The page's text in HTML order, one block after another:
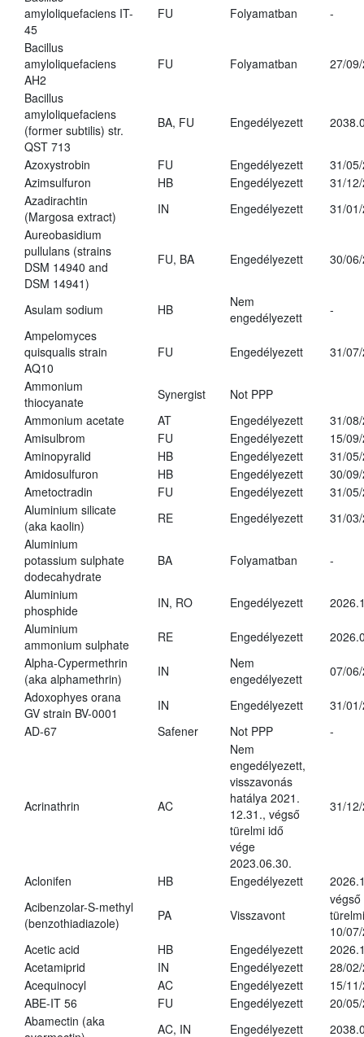
amyloliquefaciens IT-
45
FU Folyamatban -
Bacillus
amyloliquefaciens
AH2
FU Folyamatban 27/
Bacillus
amyloliquefaciens
(former subtilis) str.
QST 713
BA, FU Engedélyezett
Azoxystrobin FU Engedélyezett
31/
Azimsulfuron
HB Engedélyezett
31/
Azadirachtin
(Margosa extract)
IN Engedélyezett
31/
Aureobasidium
pullulans (strains
DSM 14940 and
DSM 14941)
FU, BA Engedélyezett 30/
Asulam sodium HB
Nem
engedélyezett
-
Ampelomyces
quisqualis strain
AQ10
FU Engedélyezett 31/
Ammonium
thiocyanate
Synergist
Not PPP
Ammonium acetate
AT Engedélyezett
31/
Amisulbrom
FU Engedélyezett
15/
Aminopyralid
HB Engedélyezett
31/
Amidosulfuron
HB Engedélyezett
30/
Ametoctradin
FU Engedélyezett
31/
Aluminium silicate
(aka kaolin)
RE Engedélyezett
31/
Aluminium
potassium sulphate
dodecahydrate
BA Folyamatban -
Aluminium
phosphide
IN, RO Engedélyezett
Aluminium
ammonium sulphate
RE Engedélyezett
Alpha-Cypermethrin
(aka alphamethrin)
IN
Nem
engedélyezett
07/
Adoxophyes orana
GV strain BV-0001
IN Engedélyezett
31/
AD-67
Safener Not PPP -
Acrinathrin AC
Nem
engedélyezett,
visszavonás
hatálya 2021.
12.31., végső
türelmi idő
vége
2023.06.30.
31/
Aclonifen HB Engedélyezett
Acibenzolar-S-methyl
(benzothiadiazole)
PA Visszavont
végső
10/
Acetic acid
HB Engedélyezett
Acetamiprid
IN Engedélyezett
28/
Acequinocyl
AC Engedélyezett
15/
ABE-IT 56
FU Engedélyezett
20/
Abamectin (aka
AC, IN Engedélyezett